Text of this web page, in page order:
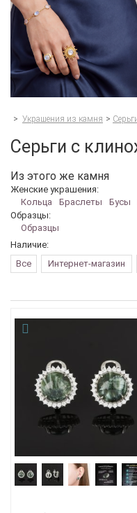
> Украшения из камня >
Серьги с
Из этого же камня
Женские украшения:
Кольца
Браслеты Бусы
Образцы:
Образцы
Наличие:
Все
Интернет-магазин